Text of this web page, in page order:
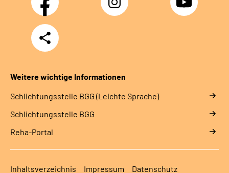
Teilen
Weitere wichtige Informationen
Schlich­tungs­stel­le BGG (Leichte Sprache)
Schlich­tungs­stel­le BGG
Reha-Portal
Inhaltsverzeichnis Impressum Datenschutz